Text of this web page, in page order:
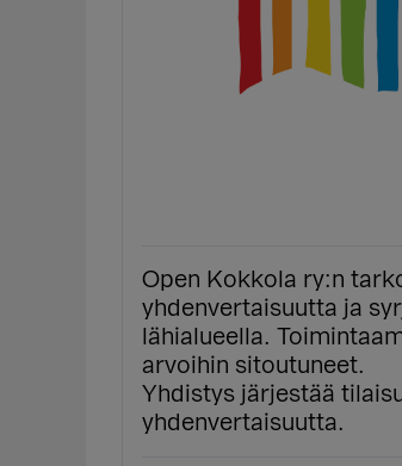
Open Kokkola ry:n
yhdenvertaisuutta ja
lähialueella.
arvoihin sitoutuneet.
Yhdistys järjestää
yhdenvertaisuutta.